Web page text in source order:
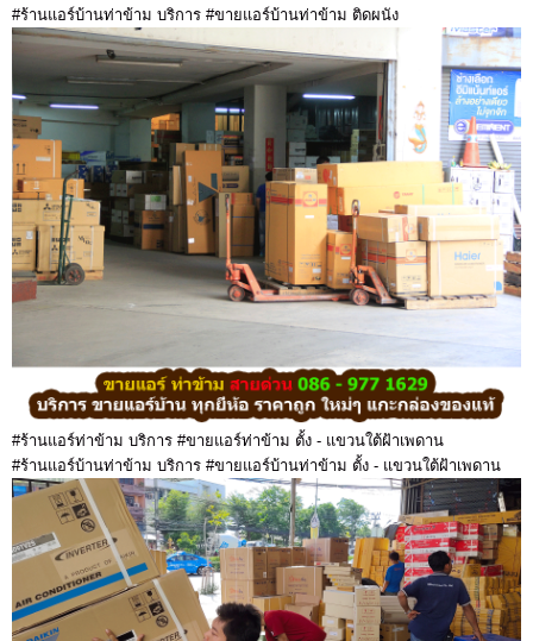
#ร้านแอร์บ้านท่าข้าม บริการ #ขายแอร์บ้านท่าข้าม ติดผนัง
#ร้านแอร์ท่าข้าม บริการ #ขายแอร์ท่าข้าม ตั้ง - แขวนใต้ฝ้าเพดาน
#ร้านแอร์บ้านท่าข้าม บริการ #ขายแอร์บ้านท่าข้าม ตั้ง - แขวนใต้ฝ้าเพดาน